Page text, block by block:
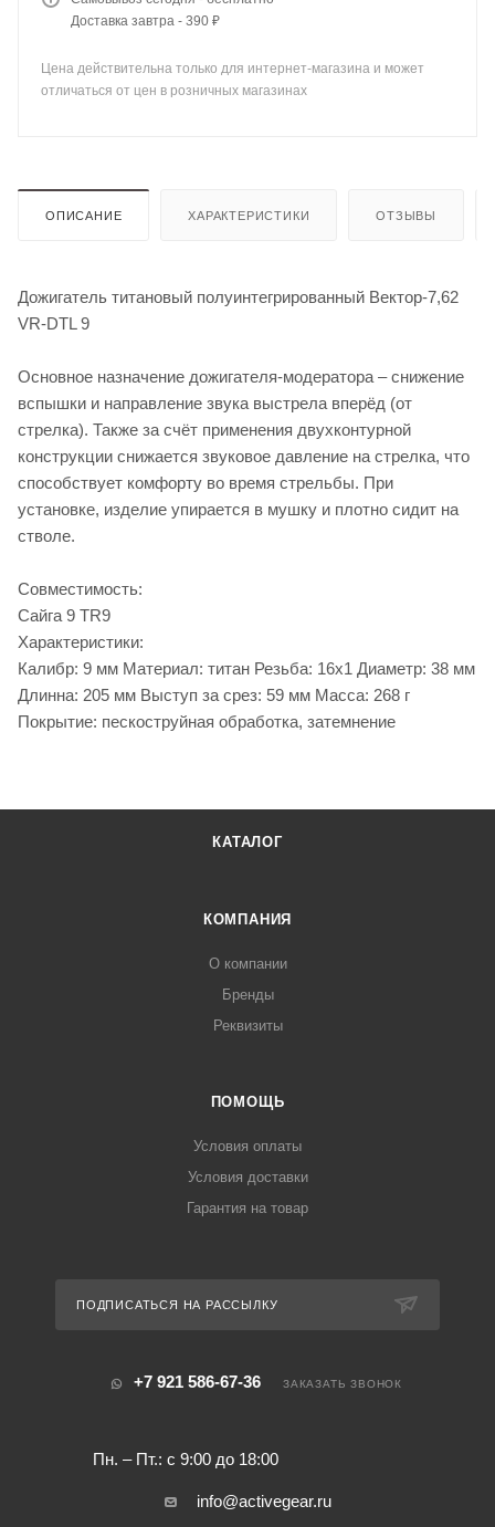
Доставка завтра - 390 ₽
Цена действительна только для интернет-магазина и может
отличаться от цен в розничных магазинах
ОПИСАНИЕ ХАРАКТЕРИСТИКИ ОТЗЫВЫ
Дожигатель титановый полуинтегрированный Вектор-7,62
VR-DTL 9
Основное назначение дожигателя-модератора – снижение
вспышки и направление звука выстрела вперёд (от
стрелка). Также за счёт применения двухконтурной
конструкции снижается звуковое давление на стрелка, что
способствует комфорту во время стрельбы. При
установке, изделие упирается в мушку и плотно сидит на
стволе.
Совместимость:
Сайга 9 TR9
Характеристики:
Калибр: 9 мм Материал: титан Резьба: 16х1 Диаметр: 38 мм
Длинна: 205 мм Выступ за срез: 59 мм Масса: 268 г
Покрытие: пескоструйная обработка, затемнение
КАТАЛОГ
КОМПАНИЯ
О компании
Бренды
Реквизиты
ПОМОЩЬ
Условия оплаты
Условия доставки
Гарантия на товар
ПОДПИСАТЬСЯ НА РАССЫЛКУ
+7 921 586-67-36
Пн. – Пт.: с 9:00 до 18:00
ЗАКАЗАТЬ ЗВОНОК
info@activegear.ru